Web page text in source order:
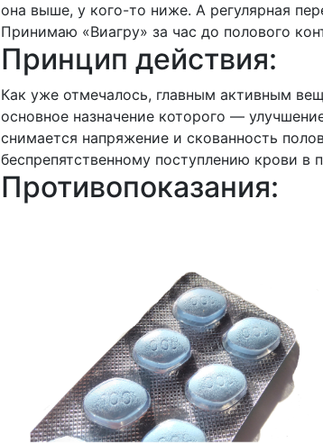
она выше, у кого-то ниже. А регулярная
Принимаю «Виагру» за час до полового
Принцип действия:
Как уже отмечалось, главным активным
основное назначение которого —
снимается напряжение и скованность
беспрепятственному поступлению крови в
Противопоказания: